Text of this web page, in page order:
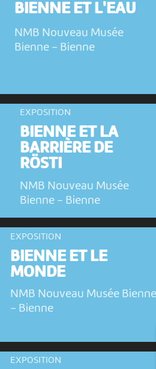
BIENNE ET L'EAU
NMB Nouveau Musée
Bienne - Bienne
EXPOSITION
BIENNE ET LA
BARRIÈRE DE
RÖSTI
NMB Nouveau Musée
Bienne - Bienne
EXPOSITION
BIENNE ET LE
MONDE
NMB Nouveau Musée Bienne
- Bienne
EXPOSITION